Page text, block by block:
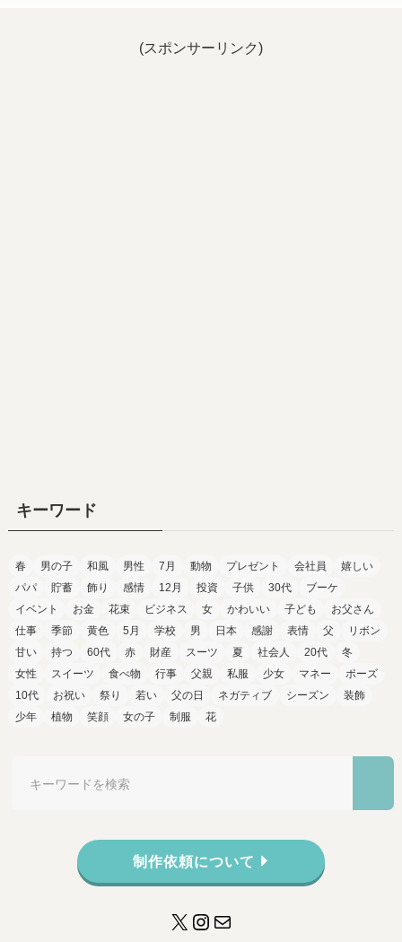
(スポンサーリンク)
キーワード
春 男の子 和風 男性 7月 動物 プレゼント 会社員
嬉しい
パパ
貯蓄 飾り 感情 12月 投資 子供 30代
ブーケ
イベント
お金 花束 ビジネス 女 かわいい 子ども
お父さん
仕事
季節 黄色 5月 学校 男 日本 感謝 表情 父
リボン
甘い
持つ 60代 赤 財産 スーツ 夏 社会人 20代
冬
女性
スイーツ 食べ物 行事 父親 私服 少女 マネー
ポーズ
10代
お祝い 祭り 若い 父の日 ネガティブ シーズン
装飾
少年
植物 笑顔 女の子 制服 花
制作依頼について
X Instagram
メール